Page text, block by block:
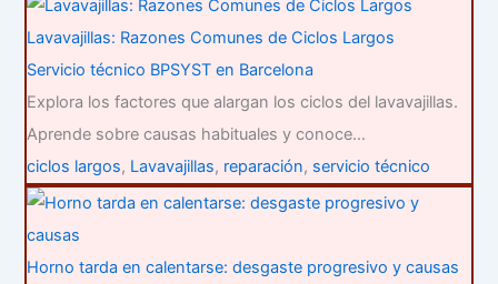
Lavavajillas: Razones Comunes de Ciclos Largos
Servicio técnico BPSYST en Barcelona
Explora los factores que alargan los ciclos del lavavajillas.
Aprende sobre causas habituales y conoce…
ciclos largos, Lavavajillas, reparación, servicio técnico
Horno tarda en calentarse: desgaste progresivo y causas